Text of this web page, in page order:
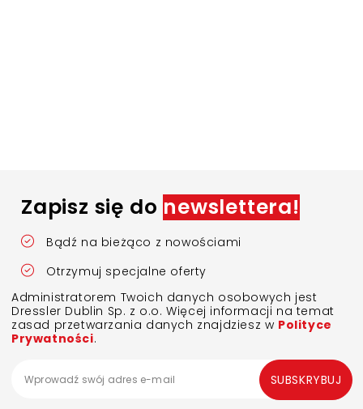
Zapisz się do newslettera!
Bądź na bieżąco z nowościami
Otrzymuj specjalne oferty
Administratorem Twoich danych osobowych jest
Dressler Dublin Sp. z o.o. Więcej informacji na temat
zasad przetwarzania danych znajdziesz w Polityce
Prywatności.
SUBSKRYBUJ